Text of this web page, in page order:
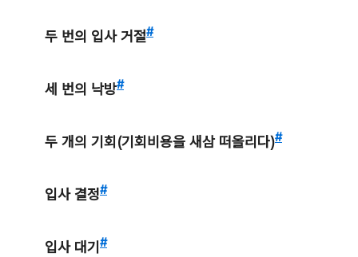
두 번의 입사 거절#
세 번의 낙방#
두 개의 기회(기회비용을 새삼 떠올리다)#
입사 결정#
입사 대기 #